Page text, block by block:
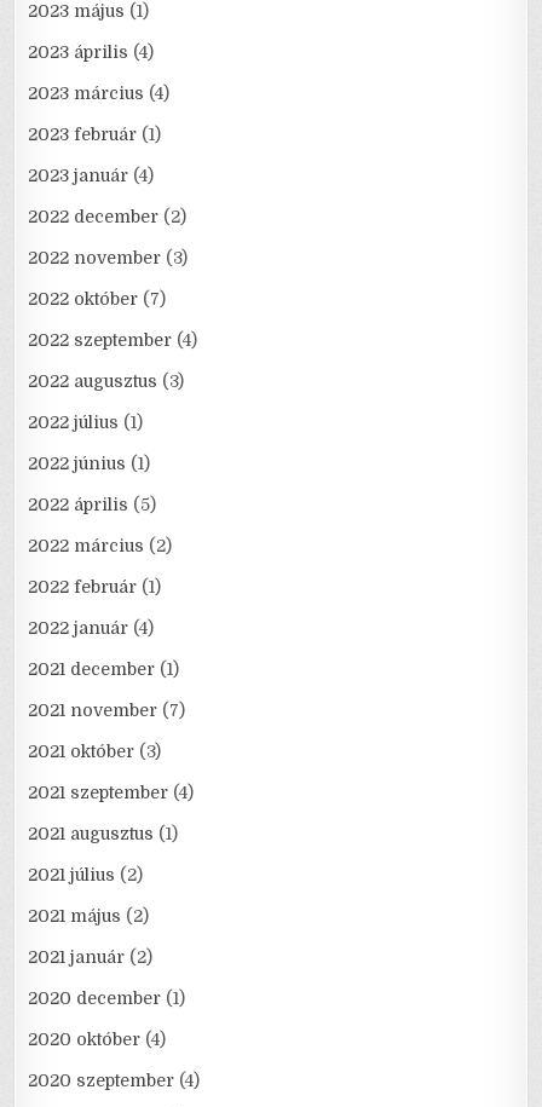
2023 május (1)
2023 április (4)
2023 március (4)
2023 február (1)
2023 január (4)
2022 december (2)
2022 november (3)
2022 október (7)
2022 szeptember (4)
2022 augusztus (3)
2022 július (1)
2022 június (1)
2022 április (5)
2022 március (2)
2022 február (1)
2022 január (4)
2021 december (1)
2021 november (7)
2021 október (3)
2021 szeptember (4)
2021 augusztus (1)
2021 július (2)
2021 május (2)
2021 január (2)
2020 december (1)
2020 október (4)
2020 szeptember (4)